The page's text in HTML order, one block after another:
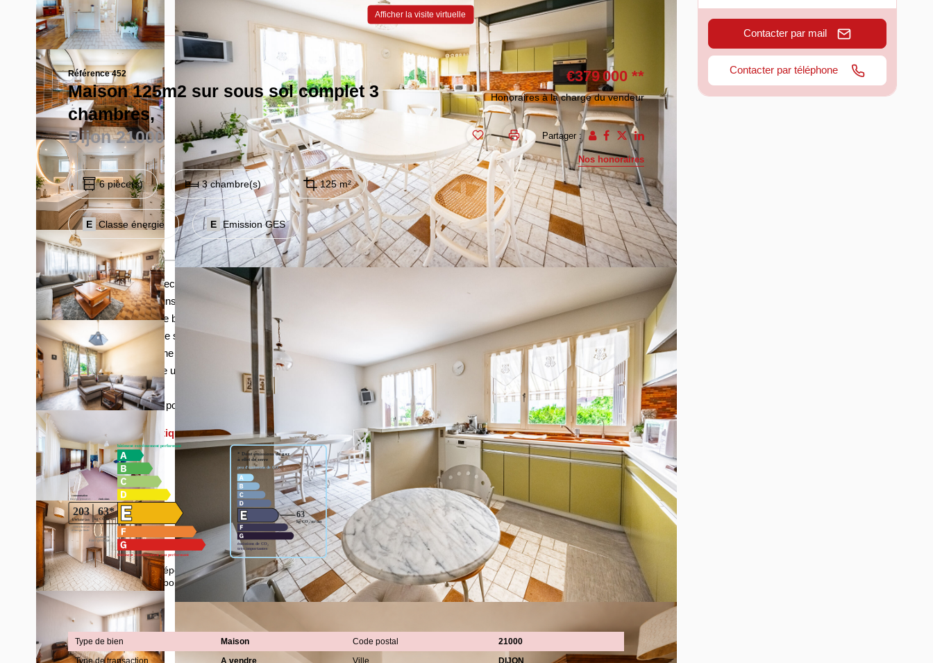
Afficher la visite virtuelle
Référence 452
Maison 125m2 sur sous sol complet 3
chambres,
Dijon 21000
6 pièce(s) 3 chambre(s) 125 m²
E Classe énergie E Emission GES
€379 000 **
Honoraires à la charge du vendeur
Partager :
Nos honoraires
Maison de 125 m² avec jardin localisée rue de la Charmette à proximité du lycée Général De Gaulle, des commerces et des
transports en communs.
La maison propose de beaux volumes et une distribution harmonieuse. Elle est composée d'une pièce à vivre lumineuse avec
terrasse, d'une cuisine spacieuse ainsi que de 3 chambres, d'une salle de bain et d'un WC séparé.
Possibilité de créer une vaste pièce de vie avec cuisine ouverte de près de 60 m², idéale pour répondre aux attentes actuelles.
Au sous-sol se trouve un garage double, une cave, une buanderie et une salle pouvant être aménagée en tant que bureau, salle
de jeux?
Une belle opportunité pour créer une maison à votre image
Diagnostics énergétiques
Montant estimé des dépenses annuelles d'énergie pour un usage standard entre 3180€ et 4310€. indexées aux années
2021,2022 et 2023 (abonnement compris).
Général
Type de bien
Maison
Type de transaction
A vendre
Code postal
21000
Ville
DIJON
Contacter par mail
Contacter par téléphone